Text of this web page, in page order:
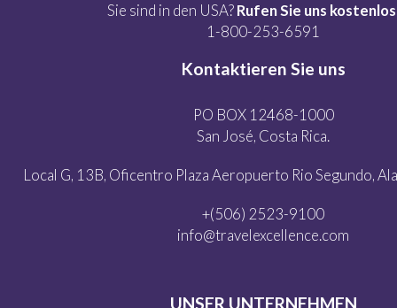
Sie sind in den USA?Rufen Sie uns
1-800-253-6591
Kontaktieren Sie uns
PO BOX 12468-1000
San José, Costa Rica.
Local G, 13B, Oficentro Plaza Aeropuerto Rio Segundo,
+(506) 2523-9100
info@travelexcellence.com
UNSER UNTERNEHMEN